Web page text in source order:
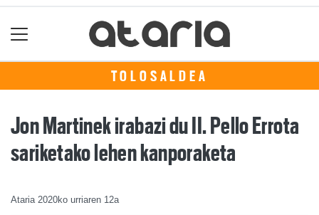
TOLOSALDEA
Jon Martinek irabazi du II. Pello Errota
sariketako lehen kanporaketa
Ataria 2020ko urriaren 12a